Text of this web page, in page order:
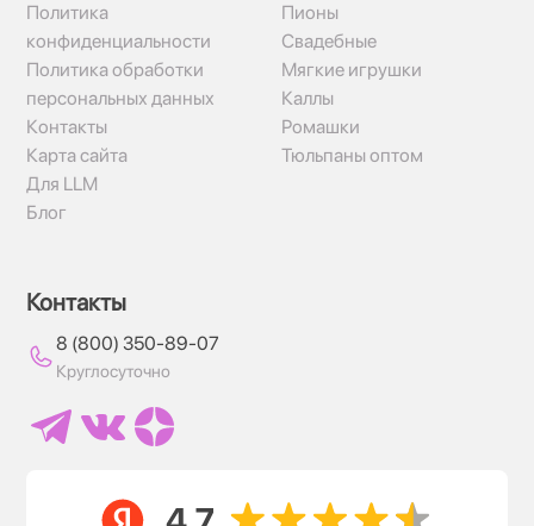
Политика
конфиденциальности
Политика обработки
персональных данных
Контакты
Карта сайта
Для LLM
Блог
Пионы
Свадебные
Мягкие игрушки
Каллы
Ромашки
Тюльпаны оптом
Контакты
8 (800) 350-89-07
Круглосуточно